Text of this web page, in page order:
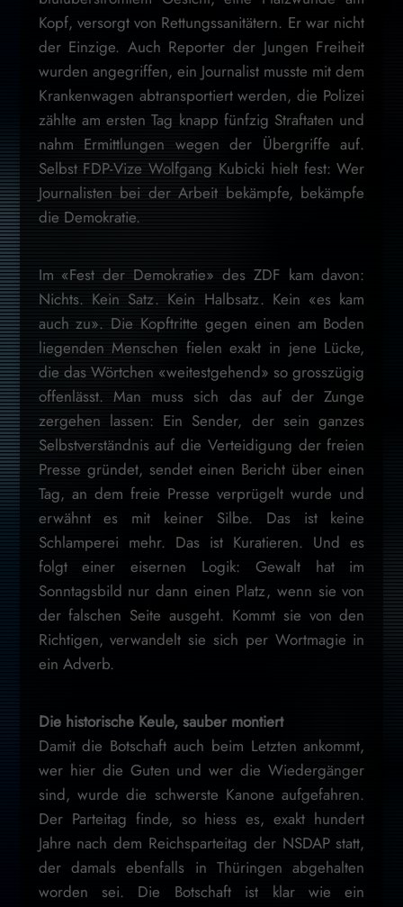
Kopf, versorgt von Rettungssanitätern. Er war nicht
der Einzige. Auch Reporter der Jungen Freiheit
wurden angegriffen, ein Journalist musste mit dem
Krankenwagen abtransportiert werden, die Polizei
zählte am ersten Tag knapp fünfzig Straftaten und
nahm Ermittlungen wegen der Übergriffe auf.
Selbst FDP-Vize Wolfgang Kubicki hielt fest: Wer
Journalisten bei der Arbeit bekämpfe, bekämpfe
die Demokratie.
Im «Fest der Demokratie» des ZDF kam davon:
Nichts. Kein Satz. Kein Halbsatz. Kein «es kam
auch zu». Die Kopftritte gegen einen am Boden
liegenden Menschen fielen exakt in jene Lücke,
die das Wörtchen «weitestgehend» so grosszügig
offenlässt. Man muss sich das auf der Zunge
zergehen lassen: Ein Sender, der sein ganzes
Selbstverständnis auf die Verteidigung der freien
Presse gründet, sendet einen Bericht über einen
Tag, an dem freie Presse verprügelt wurde und
erwähnt es mit keiner Silbe. Das ist keine
Schlamperei mehr. Das ist Kuratieren. Und es
folgt einer eisernen Logik: Gewalt hat im
Sonntagsbild nur dann einen Platz, wenn sie von
der falschen Seite ausgeht. Kommt sie von den
Richtigen, verwandelt sie sich per Wortmagie in
ein Adverb.
Die historische Keule, sauber montiert
Damit die Botschaft auch beim Letzten ankommt,
wer hier die Guten und wer die Wiedergänger
sind, wurde die schwerste Kanone aufgefahren.
Der Parteitag finde, so hiess es, exakt hundert
Jahre nach dem Reichsparteitag der NSDAP statt,
der damals ebenfalls in Thüringen abgehalten
worden sei. Die Botschaft ist klar wie ein